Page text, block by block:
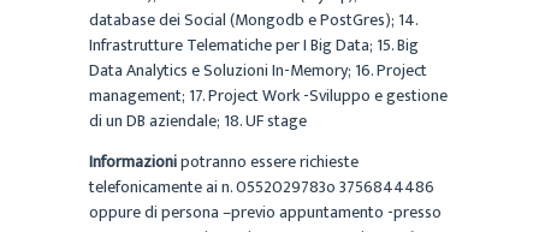
database dei Social (Mongodb e PostGres); 14.
Infrastrutture Telematiche per I Big Data; 15. Big
Data Analytics e Soluzioni In-Memory; 16. Project
management; 17. Project Work -Sviluppo e gestione
di un DB aziendale; 18. UF stage
Informazionipotranno essere richieste
telefonicamente ai n. 0552029783o 3756844486
oppure di persona –previo appuntamento -presso